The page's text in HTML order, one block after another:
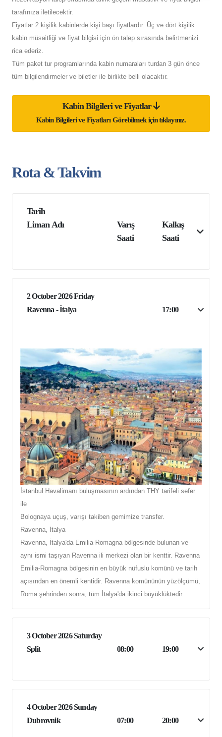
tarafınıza iletilecektir.
Fiyatlar 2 kişilik kabinlerde kişi başı fiyatlardır. Üç ve dört kişilik
kabin müsaitliği ve fiyat bilgisi için ön talep sırasında belirtmenizi
rica ederiz.
Tüm paket tur programlarında kabin numaraları turdan 3 gün önce
tüm bilgilendirmeler ve biletler ile birlikte belli olacaktır.
Kabin Bilgileri ve Fiyatlar
Kabin Bilgileri ve Fiyatları Görebilmek için tıklayınız.
Rota & Takvim
Tarih
Liman Adı
Varış
Saati
Kalkış
Saati
2 October 2026 Friday
Ravenna - İtalya
17:00
İstanbul Havalimanı buluşmasının ardından THY tarifeli sefer
ile
Bolognaya uçuş, varışı takiben gemimize transfer.
Ravenna, İtalya
Ravenna, İtalya'da Emilia-Romagna bölgesinde bulunan ve
aynı ismi taşıyan Ravenna ili merkezi olan bir kenttir. Ravenna
Emilia-Romagna bölgesinin en büyük nüfuslu komünü ve tarih
açısından en önemli kentidir. Ravenna komününün yüzölçümü,
Roma şehrinden sonra, tüm İtalya'da ikinci büyüklüktedir.
3 October 2026 Saturday
Split
08:00 19:00
4 October 2026 Sunday
Dubrovnik
07:00 20:00